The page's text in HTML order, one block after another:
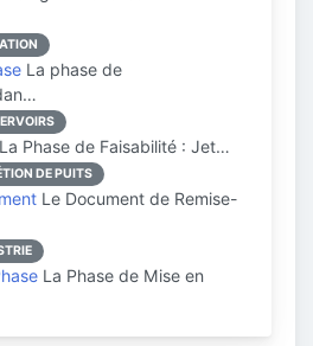
La phase de
La Phase de Faisabilité : Jet…
DE PUITS
Le Document de Remise-
La Phase de Mise en